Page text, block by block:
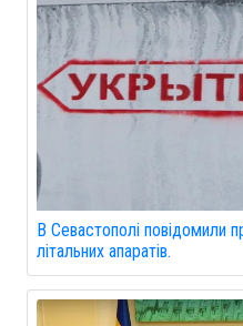
В Севастополі повідомили
літальних апаратів.